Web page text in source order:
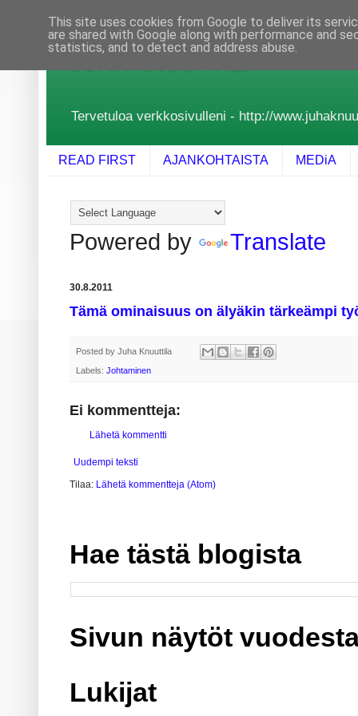
JUHA KNUUTTILA
Tervetuloa verkkosivulleni - http://
READ FIRST AJANKOHTAISTA MEDiA
Powered by Translate
30.8.2011
Tämä ominaisuus on älyäkin tärkeämpi
Posted byJuha Knuuttila
Labels:Johtaminen
Ei kommentteja:
Lähetä kommentti
Uudempi teksti
Tilaa: Lähetä kommentteja (Atom)
Hae tästä blogista
Sivun näytöt
Lukijat
This site uses cookies from Google to deliver its
are shared with Google along with performance and
statistics, and to detect and address abuse.